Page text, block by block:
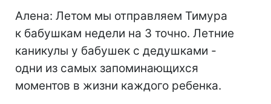
Алена: Летом мы отправляем Тимура
к бабушкам недели на 3 точно. Летние
каникулы у бабушек с дедушками -
одни из самых запоминающихся
моментов в жизни каждого ребенка.